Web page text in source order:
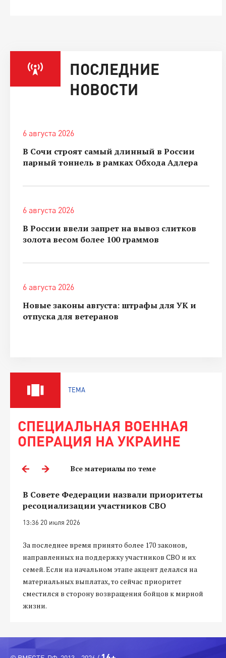
ПОСЛЕДНИЕ
НОВОСТИ
6 августа 2026
В Сочи строят самый длинный в России
парный тоннель в рамках Обхода Адлера
6 августа 2026
В России ввели запрет на вывоз слитков
золота весом более 100 граммов
6 августа 2026
Новые законы августа: штрафы для УК и
отпуска для ветеранов
ТЕМА
СПЕЦИАЛЬНАЯ ВОЕННАЯ
ОПЕРАЦИЯ НА УКРАИНЕ
Все материалы по теме
В Совете Федерации назвали приоритеты
ресоциализации участников СВО
13:36 20 июля 2026
За последнее время принято более 170 законов,
направленных на поддержку участников СВО и их
семей. Если на начальном этапе акцент делался на
материальных выплатах, то сейчас приоритет
сместился в сторону возвращения бойцов к мирной
жизни.